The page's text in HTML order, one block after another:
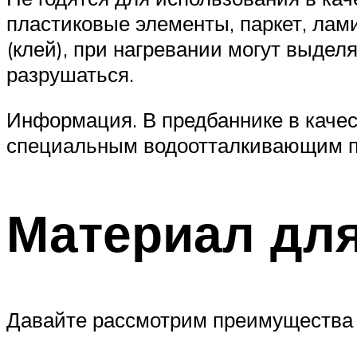
пластиковые элементы, паркет,
(клей), при нагревании могут
разрушаться.
Информация. В предбаннике в
специальным водоотталкивающим
Материал
Давайте рассмотрим преимущества